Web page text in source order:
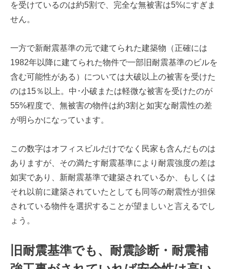
を受けているのは約5割で、完全な無被害は5%にすぎま
せん。
一方で新耐震基準の元で建てられた建築物（正確には
1982年以降に建てられた物件で一部旧耐震基準のビルを
含む可能性がある）については大破以上の被害を受けた
のは15％以上。中･小破または軽微な被害を受けたのが
55%程度で、無被害の物件は約3割と如実な耐震性の差
が明らかになっています。
この数字はオフィスビルだけでなく民家も含んだものは
ありますが、その満たす耐震基準により耐震強度の差は
如実であり、新耐震基準で建築されているか、もしくは
それ以前に建築されていたとしても同等の耐震性が担保
されている物件を選択することが望ましいと言えるでし
ょう。
旧耐震基準でも、耐震診断・耐震補